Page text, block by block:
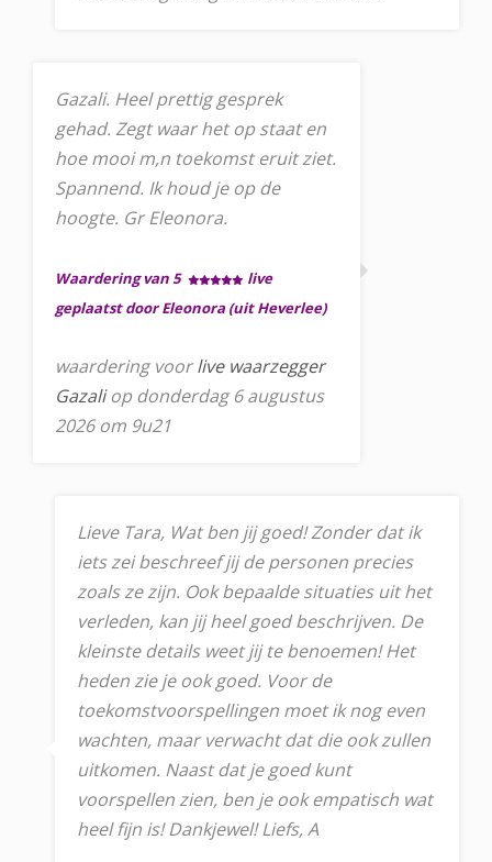
Gazali. Heel prettig gesprek
gehad. Zegt waar het op staat en
hoe mooi m,n toekomst eruit ziet.
Spannend. Ik houd je op de
hoogte. Gr Eleonora.
Waardering van 5
live
geplaatst door Eleonora (uit Heverlee)
waardering voorlive waarzegger
Gazaliop donderdag 6 augustus
2026 om 9u21
Lieve Tara, Wat ben jij goed! Zonder dat ik
iets zei beschreef jij de personen precies
zoals ze zijn. Ook bepaalde situaties uit het
verleden, kan jij heel goed beschrijven. De
kleinste details weet jij te benoemen! Het
heden zie je ook goed. Voor de
toekomstvoorspellingen moet ik nog even
wachten, maar verwacht dat die ook zullen
uitkomen. Naast dat je goed kunt
voorspellen zien, ben je ook empatisch wat
heel fijn is! Dankjewel! Liefs, A